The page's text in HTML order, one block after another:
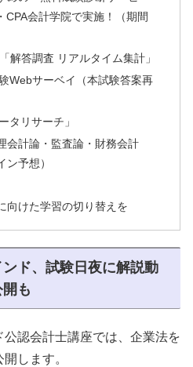
CPA会計学院で実施！（期間
解答調査 リアルタイム集計」
Webサーベイ（本試験答案再
タリサーチ」
会計論・監査論・財務会計
予想）
向けた学習の切り替えを
ド、試験日夜に解説動
も
認会計士講座では、企業法を
します。